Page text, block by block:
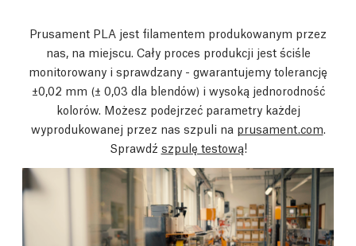
Prusament PLA jest filamentem produkowanym przez
nas, na miejscu. Cały proces produkcji jest ściśle
monitorowany i sprawdzany - gwarantujemy tolerancję
±0,02 mm (± 0,03 dla blendów) i wysoką jednorodność
kolorów. Możesz podejrzeć parametry każdej
wyprodukowanej przez nas szpuli na prusament.com.
Sprawdź szpulę testową!